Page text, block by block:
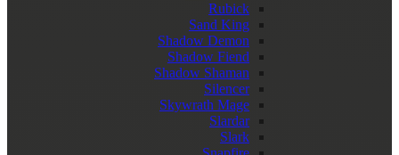
Rubick
Sand King
Shadow Demon
Shadow Fiend
Shadow Shaman
Silencer
Skywrath Mage
Slardar
Slark